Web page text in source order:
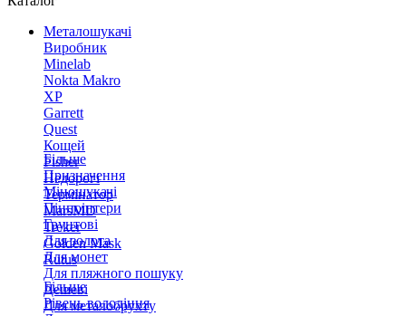
Металошукачі
Виробник
Minelab
Nokta Makro
XP
Garrett
Quest
Кощей
Fisher
Недорогі
Термінатор
MarsMD
Treker
Golden Mask
Rutus
Більше
Призначення
Міношукачі
Пінпоінтери
Грунтові
Для золота
Для монет
Для пляжного пошуку
Дешеві
Для металобрухту
Більше
Рівень володіння